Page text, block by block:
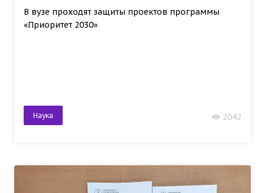
В вузе проходят защиты проектов программы
«Приоритет 2030»
Наука 2042